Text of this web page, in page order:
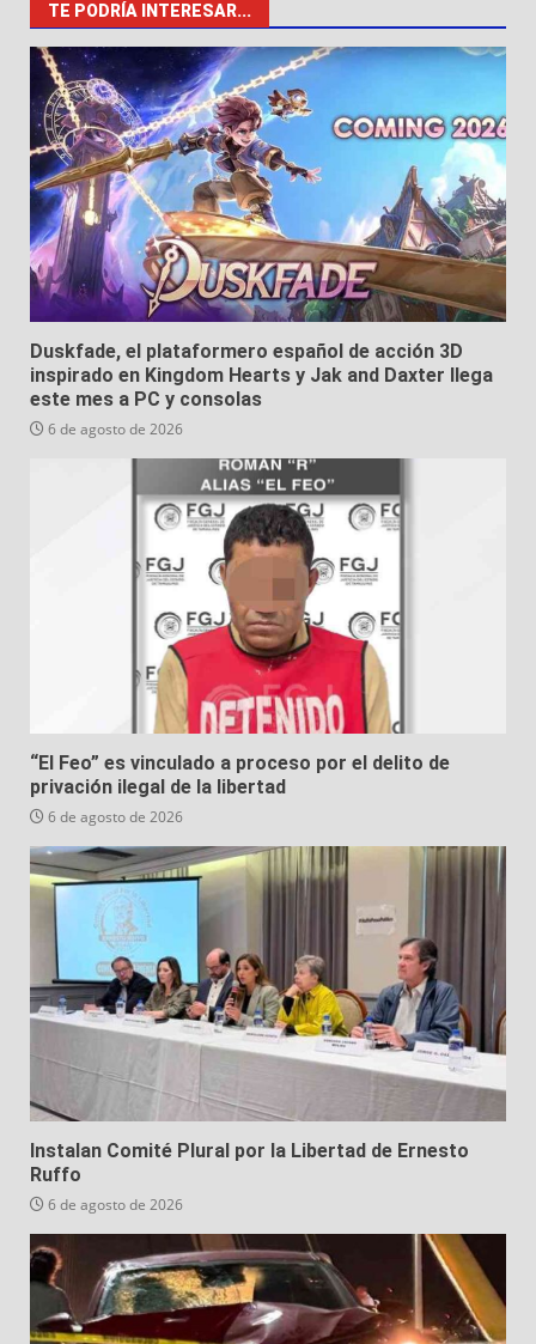
TE PODRÍA INTERESAR...
Duskfade, el plataformero español de acción 3D
inspirado en Kingdom Hearts y Jak and Daxter llega
este mes a PC y consolas
6 de agosto de 2026
“El Feo” es vinculado a proceso por el delito de
privación ilegal de la libertad
6 de agosto de 2026